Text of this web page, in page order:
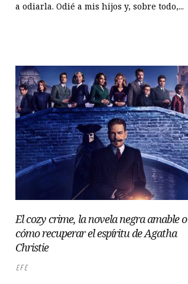
a odiarla. Odié a mis hijos y, sobre todo,...
El cozy crime, la novela negra amable o
cómo recuperar el espíritu de Agatha
Christie
EFE